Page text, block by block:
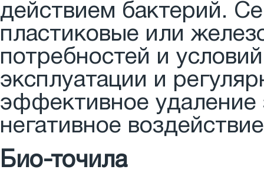
действием бактерий.
пластиковые или
потребностей и
эксплуатации и
эффективное удаление
негативное
Био-точила